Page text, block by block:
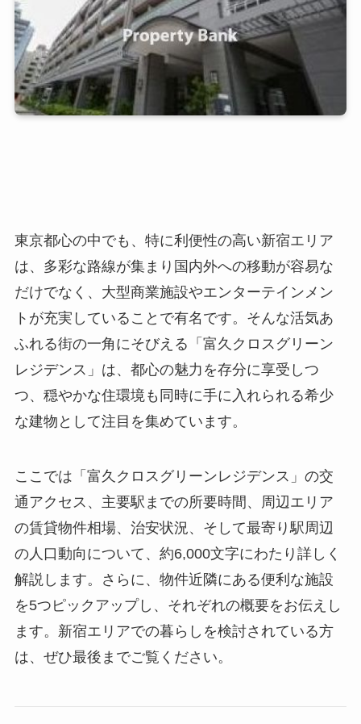
東京都心の中でも、特に利便性の高い新宿エリア
は、多彩な路線が集まり国内外への移動が容易な
だけでなく、大型商業施設やエンターテインメン
トが充実していることで有名です。そんな活気あ
ふれる街の一角にそびえる「富久クロスグリーン
レジデンス」は、都心の魅力を存分に享受しつ
つ、穏やかな住環境も同時に手に入れられる希少
な建物として注目を集めています。
ここでは「富久クロスグリーンレジデンス」の交
通アクセス、主要駅までの所要時間、周辺エリア
の賃貸物件相場、治安状況、そして最寄り駅周辺
の人口動向について、約6,000文字にわたり詳しく
解説します。さらに、物件近隣にある便利な施設
を5つピックアップし、それぞれの概要をお伝えし
ます。新宿エリアでの暮らしを検討されている方
は、ぜひ最後までご覧ください。